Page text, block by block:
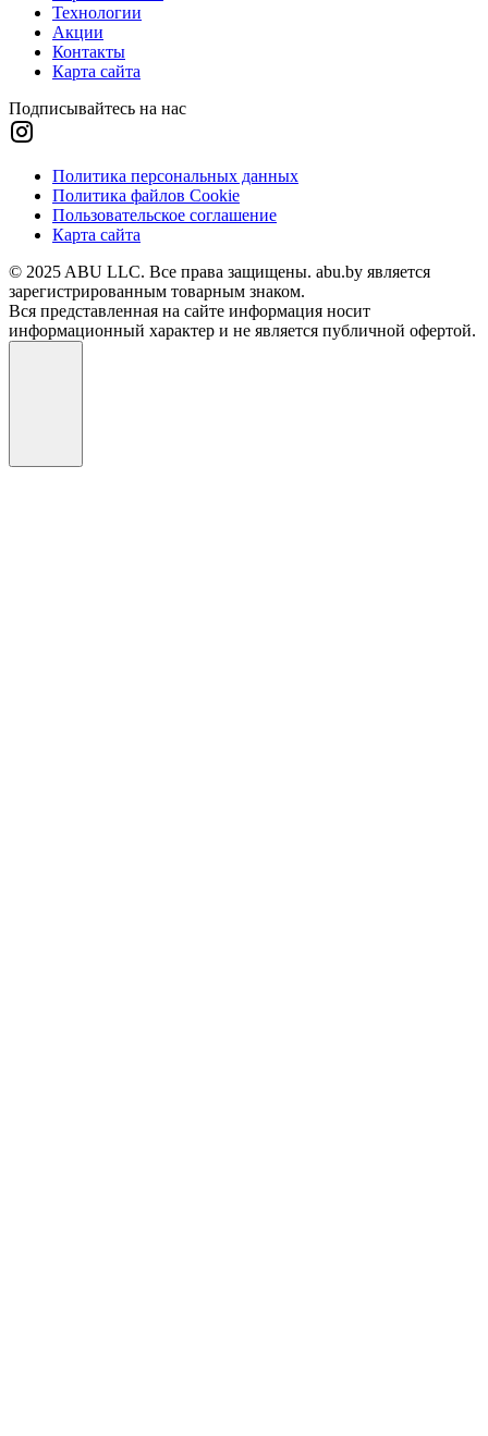
Технологии
Акции
Контакты
Карта сайта
Подписывайтесь на нас
Политика персональных данных
Политика файлов Cookie
Пользовательское соглашение
Карта сайта
© 2025 ABU LLC. Все права защищены. abu.by является
зарегистрированным товарным знаком.
Вся представленная на сайте информация носит
информационный характер и не является публичной офертой.